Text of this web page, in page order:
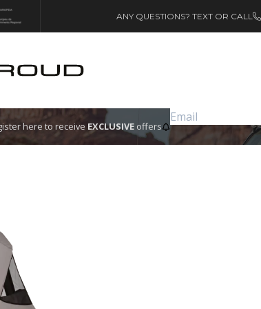
ANY QUESTIONS? TEXT OR CALL
here to receive EXCLUSIVE offers